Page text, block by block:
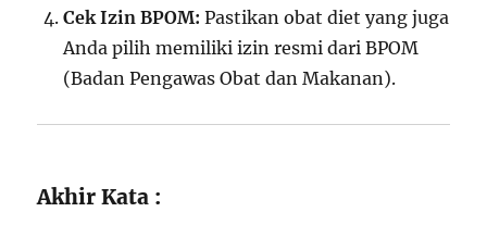
Cek Izin BPOM: Pastikan obat diet yang juga
Anda pilih memiliki izin resmi dari BPOM
(Badan Pengawas Obat dan Makanan).
Akhir Kata :